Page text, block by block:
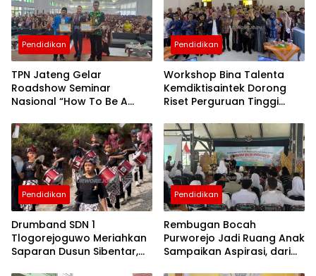
Berita
Purworejo
Terkini
berita
terkini
purworejo
Pendidikan
TPN Jateng Gelar
Roadshow Seminar
Nasional “How To Be A
Ribuan Guru di Purworejo
Pendidikan
Workshop Bina Talenta
Kemdiktisaintek Dorong
Riset Perguruan Tinggi
Purworejo
Pendidikan
Drumband SDN 1
Tlogorejoguwo Meriahkan
Saparan Dusun Sibentar,
Pendidikan
Rembugan Bocah
Purworejo Jadi Ruang Anak
Sampaikan Aspirasi, dari